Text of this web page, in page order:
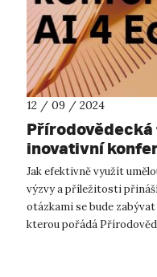
12 / 09 / 2024
Přírodovědecká
inovativní
inteligenci ve
Jak efektivně využít
výzvy a příležitosti
otázkami se bude
kterou pořádá